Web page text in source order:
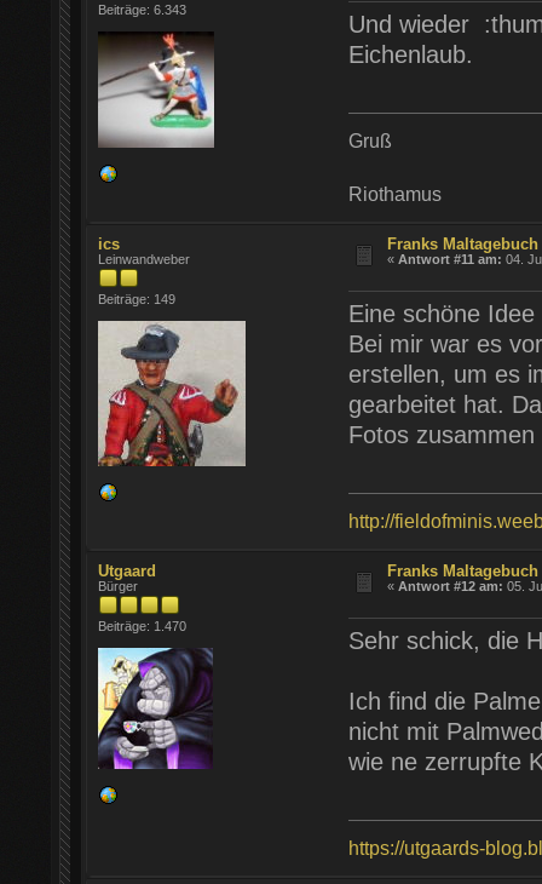
Beiträge: 6.343
Und wieder
Eichenlaub.
Gruß
Riothamus
ics
Leinwandweber
Beiträge: 149
Franks
«Antwort #11 am: 04.
Eine schöne
Bei mir war es
erstellen, um es
gearbeitet hat.
Fotos
http://
Utgaard
Bürger
Beiträge: 1.470
Franks
«Antwort #12 am: 05.
Sehr schick, die
Ich find die
nicht mit
wie ne zerrupfte
https://utgaards-